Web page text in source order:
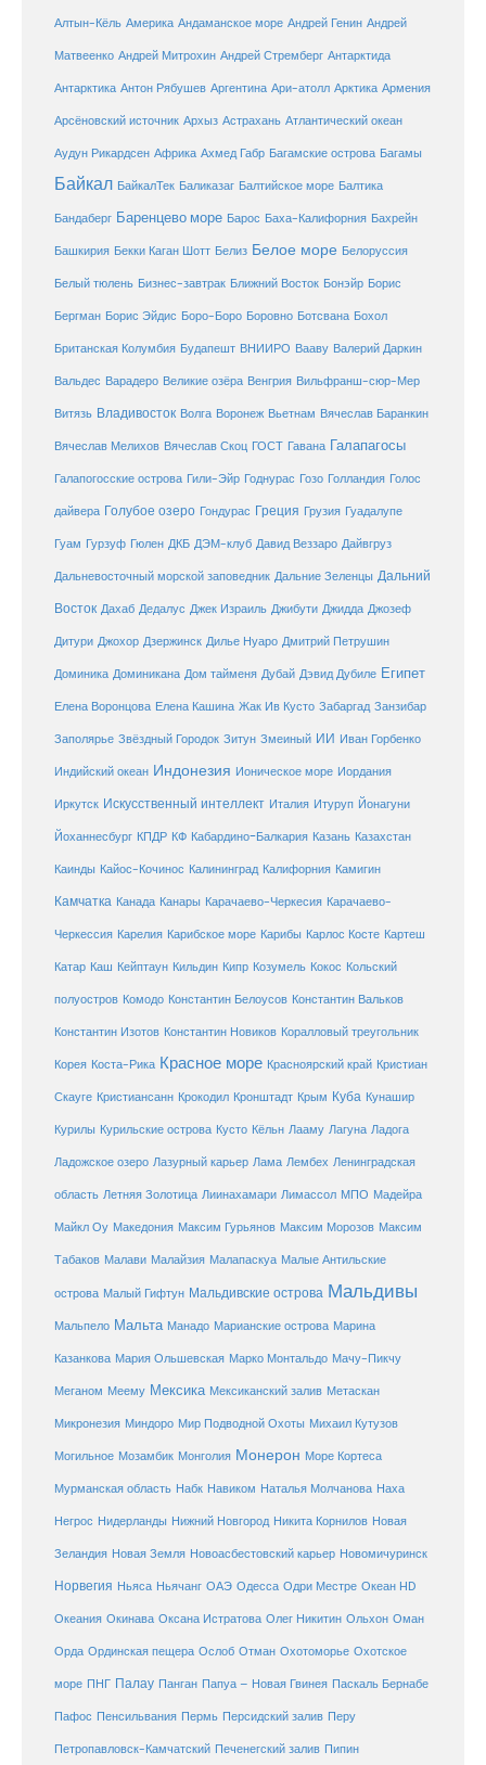
Алтын-Кёль Америка Андаманское море Андрей Генин Андрей
Матвеенко Андрей Митрохин Андрей Стремберг Антарктида
Антарктика Антон Рябушев Аргентина Ари-атолл Арктика Армения
Арсёновский источник Архыз Астрахань Атлантический океан
Аудун Рикардсен Африка Ахмед Габр Багамские острова Багамы
Байкал БайкалТек Баликазаг Балтийское море Балтика
Бандаберг Баренцево море Барос Баха-Калифорния Бахрейн
Башкирия Бекки Каган Шотт Белиз Белое море Белоруссия
Белый тюлень Бизнес-завтрак Ближний Восток Бонэйр Борис
Бергман Борис Эйдис Боро-Боро Боровно Ботсвана Бохол
Британская Колумбия Будапешт ВНИИРО Вааву Валерий Даркин
Вальдес Варадеро Великие озёра Венгрия Вильфранш-сюр-Мер
Витязь Владивосток Волга Воронеж Вьетнам Вячеслав Баранкин
Вячеслав Мелихов Вячеслав Скоц ГОСТ Гавана Галапагосы
Галапогосские острова Гили-Эйр Годнурас Гозо Голландия Голос
дайвера Голубое озеро Гондурас Греция Грузия Гуадалупе
Гуам Гурзуф Гюлен ДКБ ДЭМ-клуб Давид Веззаро Дайвгруз
Дальневосточный морской заповедник Дальние Зеленцы Дальний
Восток Дахаб Дедалус Джек Израиль Джибути Джидда Джозеф
Дитури Джохор Дзержинск Дилье Нуаро Дмитрий Петрушин
Доминика Доминикана Дом тайменя Дубай Дэвид Дубиле Египет
Елена Воронцова Елена Кашина Жак Ив Кусто Забаргад Занзибар
Заполярье Звёздный Городок Зитун Змеиный ИИ Иван Горбенко
Индийский океан Индонезия Ионическое море Иордания
Иркутск Искусственный интеллект Италия Итуруп Йонагуни
Йоханнесбург КПДР КФ Кабардино-Балкария Казань Казахстан
Каинды Кайос-Кочинос Калининград Калифорния Камигин
Камчатка Канада Канары Карачаево-Черкесия Карачаево-
Черкессия Карелия Карибское море Карибы Карлос Косте Картеш
Катар Каш Кейптаун Кильдин Кипр Козумель Кокос Кольский
полуостров Комодо Константин Белоусов Константин Вальков
Константин Изотов Константин Новиков Коралловый треугольник
Корея Коста-Рика Красное море Красноярский край Кристиан
Скауге Кристиансанн Крокодил Кронштадт Крым Куба Кунашир
Курилы Курильские острова Кусто Кёльн Лааму Лагуна Ладога
Ладожское озеро Лазурный карьер Лама Лембех Ленинградская
область Летняя Золотица Лиинахамари Лимассол МПО Мадейра
Майкл Оу Македония Максим Гурьянов Максим Морозов Максим
Табаков Малави Малайзия Малапаскуа Малые Антильские
острова Малый Гифтун Мальдивские острова Мальдивы
Мальпело Мальта Манадо Марианские острова Марина
Казанкова Мария Ольшевская Марко Монтальдо Мачу-Пикчу
Меганом Меему Мексика Мексиканский залив Метаскан
Микронезия Миндоро Мир Подводной Охоты Михаил Кутузов
Могильное Мозамбик Монголия Монерон Море Кортеса
Мурманская область Набк Навиком Наталья Молчанова Наха
Негрос Нидерланды Нижний Новгород Никита Корнилов Новая
Зеландия Новая Земля Новоасбестовский карьер Новомичуринск
Норвегия Ньяса Ньячанг ОАЭ Одесса Одри Местре Океан HD
Океания Окинава Оксана Истратова Олег Никитин Ольхон Оман
Орда Ординская пещера Ослоб Отман Охотоморье Охотское
море ПНГ Палау Панган Папуа – Новая Гвинея Паскаль Бернабе
Пафос Пенсильвания Пермь Персидский залив Перу
Петропавловск-Камчатский Печенегский залив Пипин